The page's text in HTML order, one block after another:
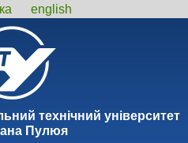
english
технiчний унiверситет
Пулюя